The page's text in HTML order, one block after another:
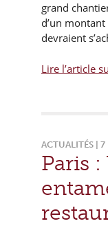
grand
d’un
devraient
Lire l’article
ACTUALITÉS |
Paris :